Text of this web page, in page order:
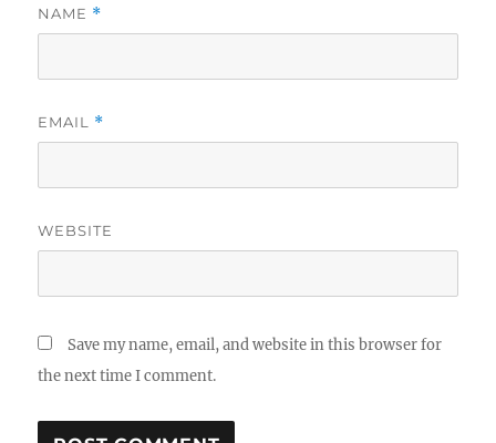
NAME *
EMAIL *
WEBSITE
Save my name, email, and website in this browser for
the next time I comment.